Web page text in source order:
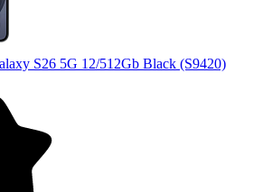
S26 5G 12/512Gb Black (S9420)